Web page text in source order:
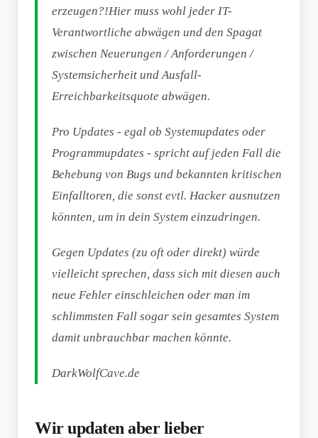
erzeugen?!Hier muss wohl jeder IT-
Verantwortliche abwägen und den Spagat
zwischen Neuerungen / Anforderungen /
Systemsicherheit und Ausfall-
Erreichbarkeitsquote abwägen.
Pro Updates - egal ob Systemupdates oder
Programmupdates - spricht auf jeden Fall die
Behebung von Bugs und bekannten kritischen
Einfalltoren, die sonst evtl. Hacker ausnutzen
könnten, um in dein System einzudringen.
Gegen Updates (zu oft oder direkt) würde
vielleicht sprechen, dass sich mit diesen auch
neue Fehler einschleichen oder man im
schlimmsten Fall sogar sein gesamtes System
damit unbrauchbar machen könnte.
DarkWolfCave.de
Wir updaten aber lieber